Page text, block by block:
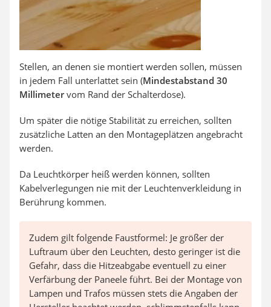
Stellen, an denen sie montiert werden sollen, müssen
in jedem Fall unterlattet sein (Mindestabstand 30
Millimetervom Rand der Schalterdose).
Um später die nötige Stabilität zu erreichen, sollten
zusätzliche Latten an den Montageplätzen angebracht
werden.
Da Leuchtkörper heiß werden können, sollten
Kabelverlegungen nie mit der Leuchtenverkleidung in
Berührung kommen.
Zudem gilt folgende Faustformel: Je größer der
Luftraum über den Leuchten, desto geringer ist die
Gefahr, dass die Hitzeabgabe eventuell zu einer
Verfärbung der Paneele führt. Bei der Montage von
Lampen und Trafos müssen stets die Angaben der